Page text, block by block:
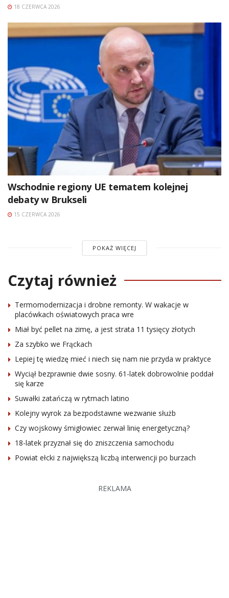
18 CZERWCA 2026
Wschodnie regiony UE tematem kolejnej
debaty w Brukseli
15 CZERWCA 2026
POKAŻ WIĘCEJ
Czytaj również
Termomodernizacja i drobne remonty. W wakacje w
placówkach oświatowych praca wre
Miał być pellet na zimę, a jest strata 11 tysięcy złotych
Za szybko we Frąckach
Lepiej tę wiedzę mieć i niech się nam nie przyda w praktyce
Wyciął bezprawnie dwie sosny. 61-latek dobrowolnie poddał
się karze
Suwałki zatańczą w rytmach latino
Kolejny wyrok za bezpodstawne wezwanie służb
Czy wojskowy śmigłowiec zerwał linię energetyczną?
18-latek przyznał się do zniszczenia samochodu
Powiat ełcki z największą liczbą interwencji po burzach
REKLAMA